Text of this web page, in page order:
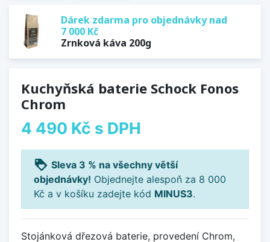
Dárek zdarma pro objednávky nad
7 000 Kč
Zrnková káva 200g
Kuchyňská baterie Schock Fonos
Chrom
4 490 Kč s DPH
loyalty Sleva 3 % na všechny větší
objednávky! Objednejte alespoň za 8 000
Kč a v košíku zadejte kód MINUS3.
Stojánková dřezová baterie, provedení Chrom,